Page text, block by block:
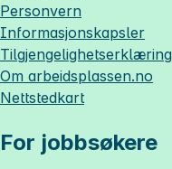
Personvern
Informasjonskapsler
Tilgjengelighetserklæring
Om arbeidsplassen.no
Nettstedkart
For jobbsøkere